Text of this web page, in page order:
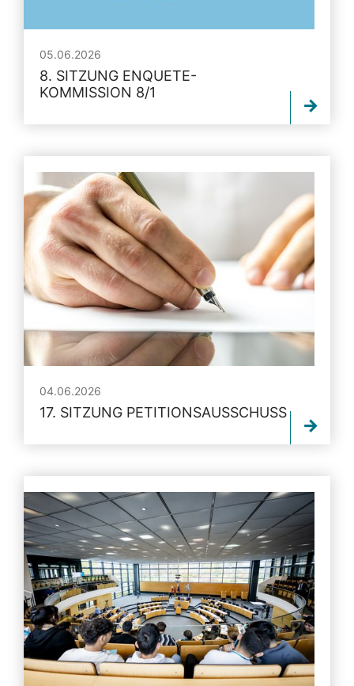
05.06.2026
8. SITZUNG ENQUETE-
KOMMISSION 8/1
04.06.2026
17. SITZUNG PETITIONSAUSSCHUSS